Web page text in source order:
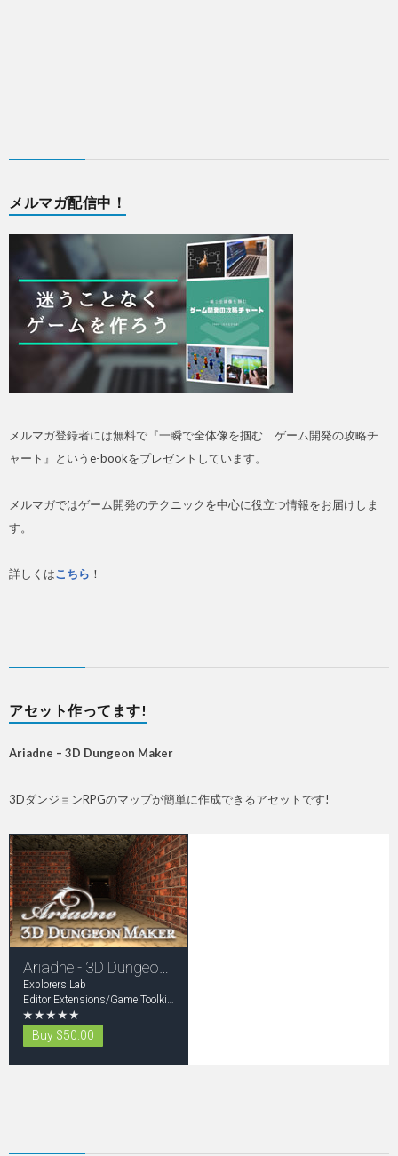
メルマガ配信中！
メルマガ登録者には無料で『一瞬で全体像を掴む ゲーム開発の攻略チ
ャート』というe-bookをプレゼントしています。
メルマガではゲーム開発のテクニックを中心に役立つ情報をお届けしま
す。
詳しくはこちら ！
アセット作ってます!
Ariadne – 3D Dungeon Maker
3DダンジョンRPGのマップが簡単に作成できるアセットです!